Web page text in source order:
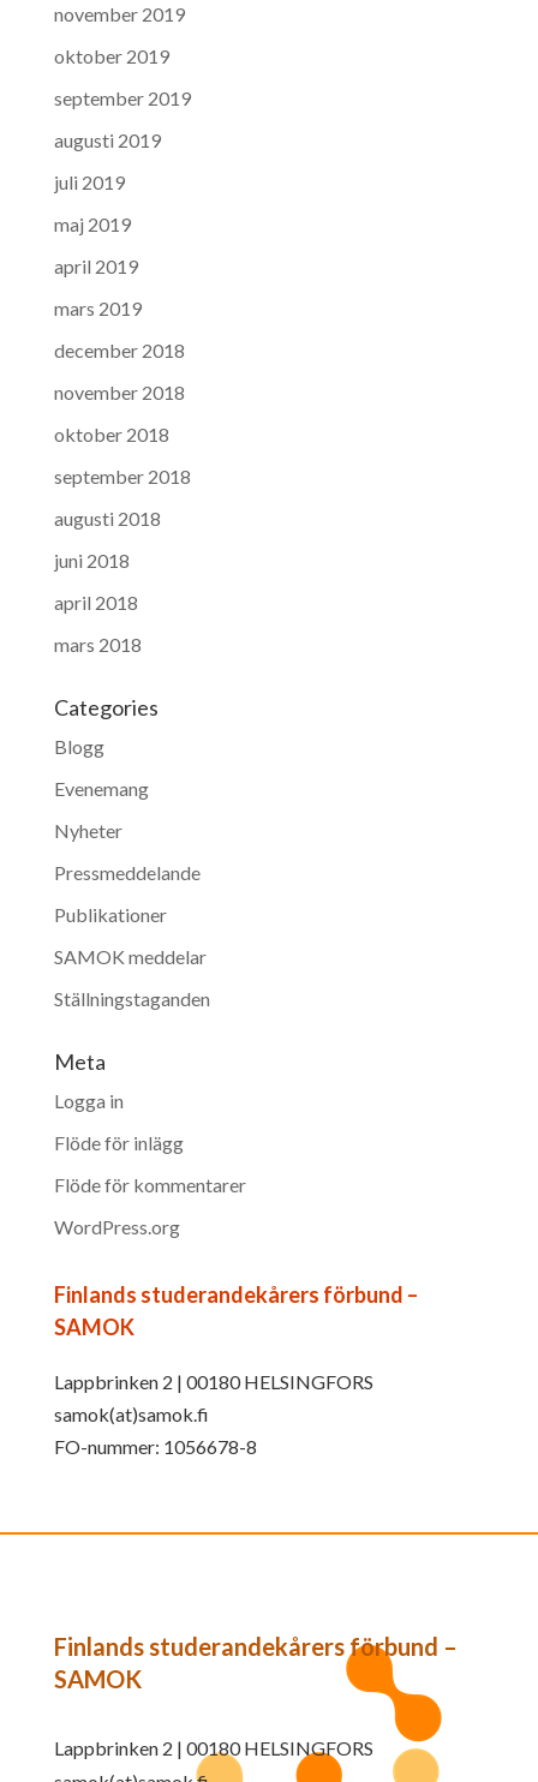
november 2019
oktober 2019
september 2019
augusti 2019
juli 2019
maj 2019
april 2019
mars 2019
december 2018
november 2018
oktober 2018
september 2018
augusti 2018
juni 2018
april 2018
mars 2018
Categories
Blogg
Evenemang
Nyheter
Pressmeddelande
Publikationer
SAMOK meddelar
Ställningstaganden
Meta
Logga in
Flöde för inlägg
Flöde för kommentarer
WordPress.org
Finlands studerandekårers förbund –
SAMOK
Lappbrinken 2 | 00180 HELSINGFORS
samok(at)samok.fi
FO-nummer: 1056678-8
Finlands studerandekårers förbund –
SAMOK
Lappbrinken 2 | 00180 HELSINGFORS